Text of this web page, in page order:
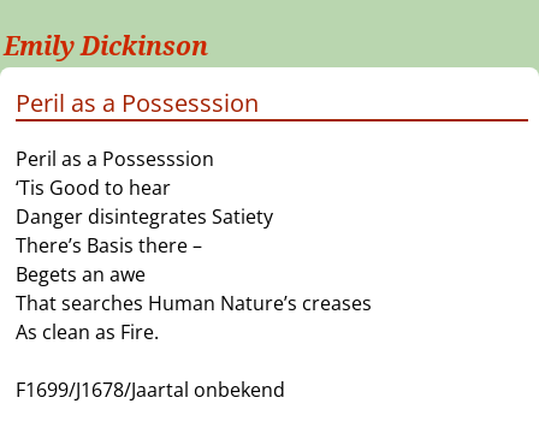
Emily Dickinson
Peril as a Possesssion
Peril as a Possesssion
‘Tis Good to hear
Danger disintegrates Satiety
There’s Basis there –
Begets an awe
That searches Human Nature’s creases
As clean as Fire.
F1699/J1678/Jaartal onbekend